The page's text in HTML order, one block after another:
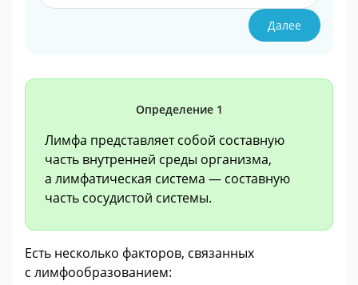
Далее
Определение 1
Лимфа представляет собой составную
часть внутренней среды организма,
а лимфатическая система — составную
часть сосудистой системы.
Есть несколько факторов, связанных
с лимфообразованием: